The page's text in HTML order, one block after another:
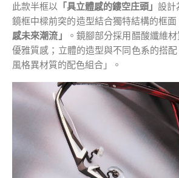
此款半框以 「具立體感的鏤空庄頭」 設計
鏡框中樑前突的造型結合獨特結構的框面
感未來潮流」
。鏡腳部分採用醋酸纖維
優雅質感；立體的造型與不同色系的搭
風格異材質的配色組合」。